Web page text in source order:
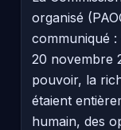
organisé
communiqué
20 novembre
pouvoir, la
étaient
humain, des